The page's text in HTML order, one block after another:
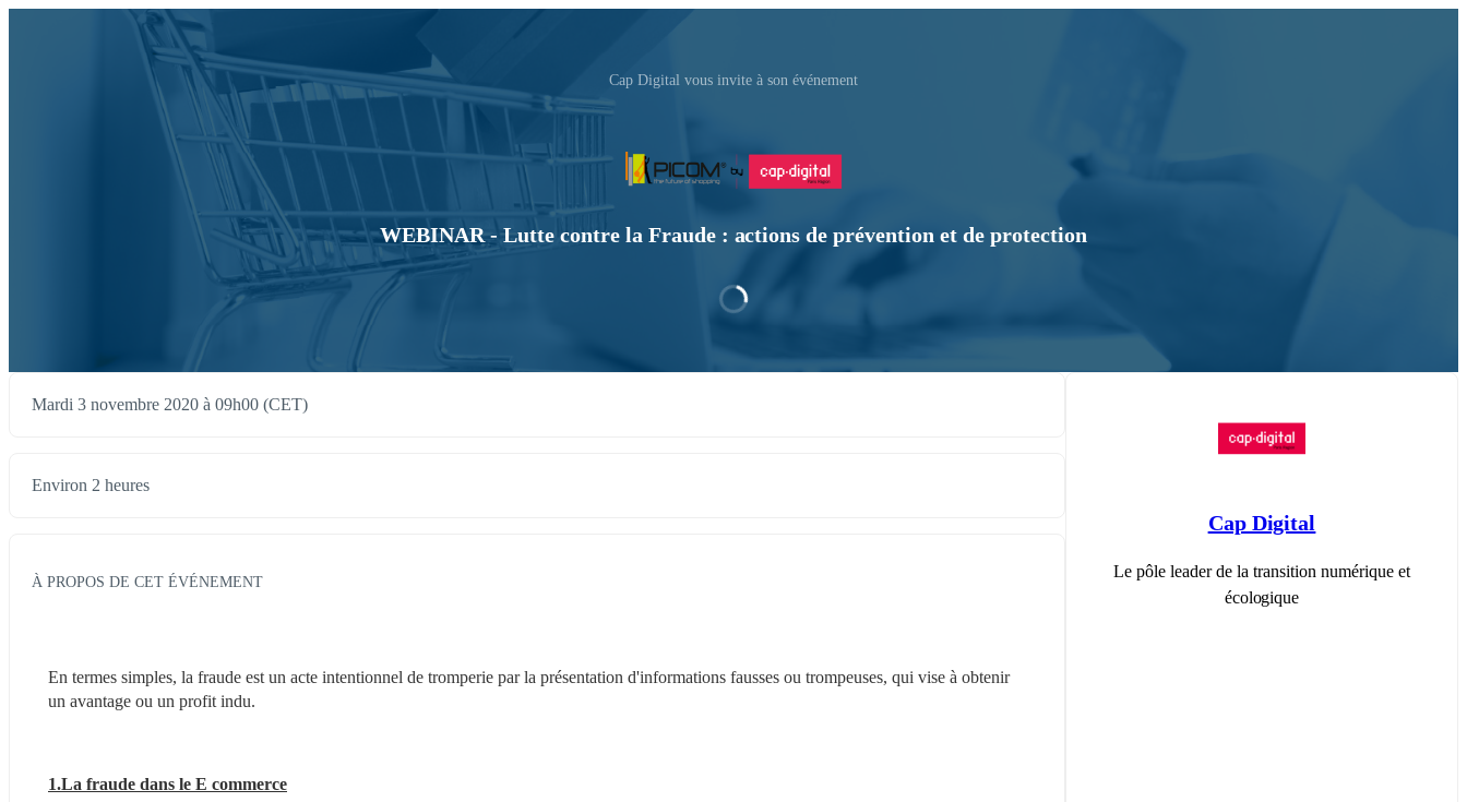
Cap Digital vous invite à son événement
WEBINAR - Lutte contre la Fraude : actions de prévention et de protection
Mardi 3 novembre 2020 à 09h00 (CET)
Environ 2 heures
À PROPOS DE CET ÉVÉNEMENT
En termes simples, la fraude est un acte intentionnel de tromperie par la présentation d'informations fausses ou trompeuses, qui vise à obtenir
un avantage ou un profit indu.
1.La fraude dans le E commerce
Cap Digital
Le pôle leader de la transition numérique et
écologique